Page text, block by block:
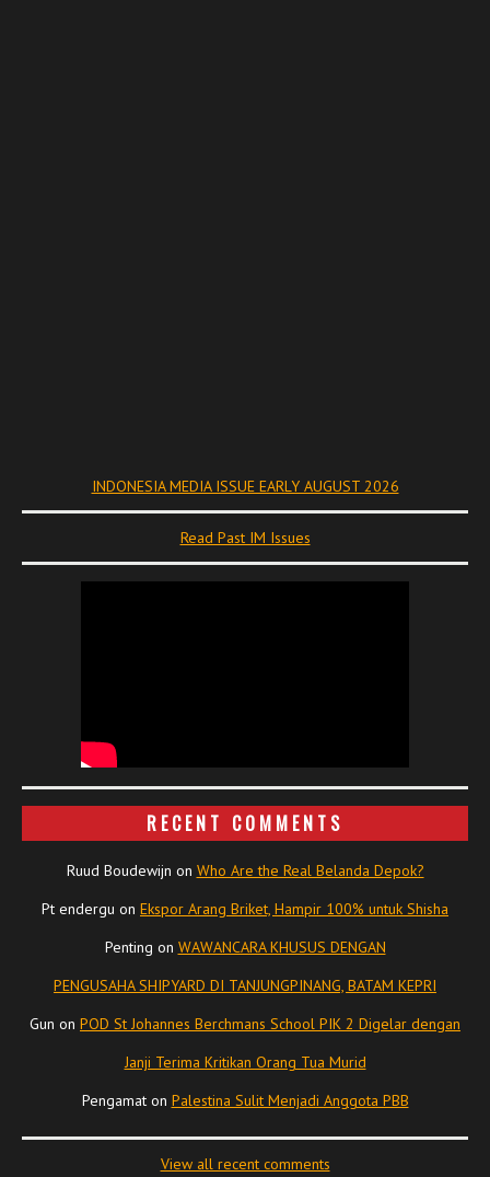
INDONESIA MEDIA ISSUE EARLY AUGUST 2026
Read Past IM Issues
RECENT COMMENTS
Ruud Boudewijn on Who Are the Real Belanda Depok?
Pt endergu on Ekspor Arang Briket, Hampir 100% untuk Shisha
Penting on WAWANCARA KHUSUS DENGAN
PENGUSAHA SHIPYARD DI TANJUNGPINANG, BATAM KEPRI
Gun on POD St Johannes Berchmans School PIK 2 Digelar dengan
Janji Terima Kritikan Orang Tua Murid
Pengamaton Palestina Sulit Menjadi Anggota PBB
View all recent comments